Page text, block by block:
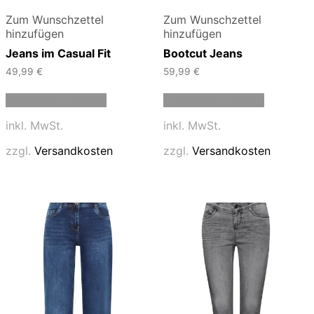
Zum Wunschzettel
hinzufügen
Jeans im Casual Fit
49,99 €
auf.
können
auf
der
Produktseite
gewählt
werden
inkl. MwSt.
zzgl. Versandkosten
Zum Wunschzettel
hinzufügen
Bootcut Jeans
59,99 €
auf.
können
auf
der
gewählt
werden
inkl. MwSt.
zzgl. Versandkosten